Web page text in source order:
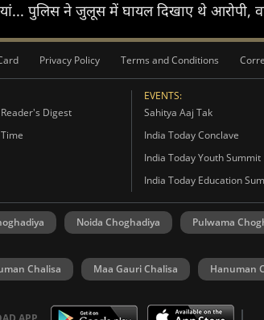
पुलिस ने जुलूस में घायल दिखाए थे आरोपी,
Privacy Policy Terms and Conditions
Reader's Digest
Time
EVENTS:
Sahitya Aaj Tak
India Today Conclave
India Today Youth Summit
India Today Education
Noida Choghadiya Pulwama
Chalisa Maa Gauri Chalisa Hanuman